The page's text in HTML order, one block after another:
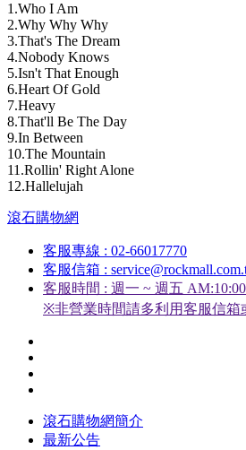
1.Who I Am
2.Why Why Why
3.That's The Dream
4.Nobody Knows
5.Isn't That Enough
6.Heart Of Gold
7.Heavy
8.That'll Be The Day
9.In Between
10.The Mountain
11.Rollin' Right Alone
12.Hallelujah
滾石購物網
客服專線 : 02-66017770
客服信箱 :
客服時間 : 週一 ~ 週五
※非營業時間請多利用客服信箱
滾石購物網簡介
最新公告